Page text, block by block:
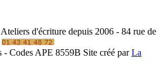
d'écriture depuis 2006 - 84 rue de
- Codes APE 8559B Site créé parLa